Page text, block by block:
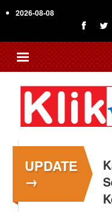
to
content
2026-08-08
UPDATE
→